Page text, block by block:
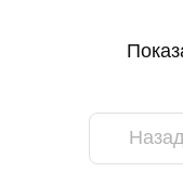
Назад